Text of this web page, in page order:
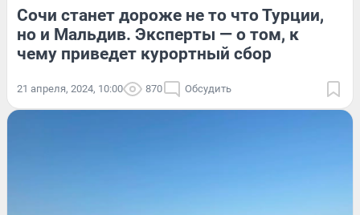
Сочи станет дороже не то что Турции,
но и Мальдив. Эксперты — о том, к
чему приведет курортный сбор
21 апреля, 2024, 10:00 870 Обсудить